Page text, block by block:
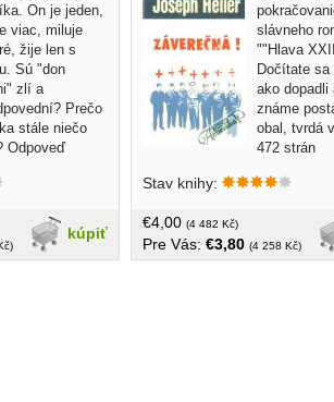
On je jeden,
viac, miluje
žije len s
Sú "don
zlí a
Prečo
stále niečo
Odpoveď
duše.
a
mierne
kúpiť
slávneho
""Hlava
Dočítate sa
ako dopadli
známe
obal, tvrdá
472 strán
Stav knihy:
€4,00 (4 482 Kč)
Pre Vás: €3,80 (4 258 Kč)